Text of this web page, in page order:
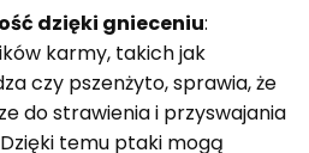
dzięki gnieceniu:
karmy, takich jak
czy pszenżyto, sprawia, że
do strawienia i przyswajania
temu ptaki mogą